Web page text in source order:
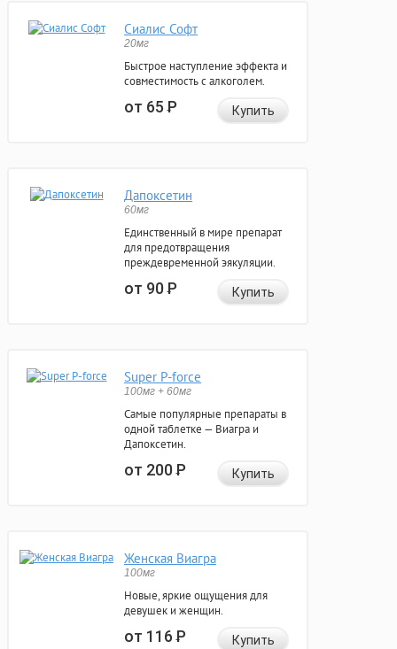
Сиалис Софт
20мг
Быстрое наступление эффекта и
совместимость с алкоголем.
от 65Р Купить
Дапоксетин
60мг
Единственный в мире препарат
для предотвращения
преждевременной эякуляции.
от 90Р Купить
Super P-force
100мг + 60мг
Самые популярные препараты в
одной таблетке — Виагра и
Дапоксетин.
от 200Р Купить
Женская Виагра
100мг
Новые, яркие ощущения для
девушек и женщин.
от 116Р Купить